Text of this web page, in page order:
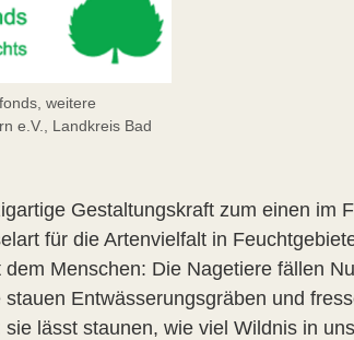
weitere
e.V., Landkreis Bad
Gestaltungskraft zum einen im
für die Artenvielfalt in
Menschen: Die Nagetiere fällen
Entwässerungsgräben und
lässt staunen, wie viel Wildnis in